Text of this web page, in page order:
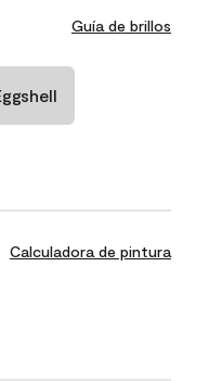
Guía de brillos
Calculadora de pintura